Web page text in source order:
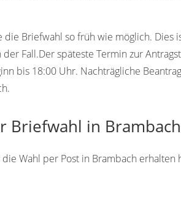
die Briefwahl so früh wie möglich. Dies
Fall.Der späteste Termin zur
bis 18:00 Uhr. Nachträgliche
Briefwahl in
Wahl per Post in Brambach erhalten